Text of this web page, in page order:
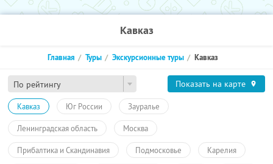
Кавказ
По рейтингу
Главная Туры Экскурсионные туры Кавказ
Показать на карте
Кавказ Юг России Зауралье
Ленинградская область Москва
Прибалтика и Скандинавия Подмосковье Карелия